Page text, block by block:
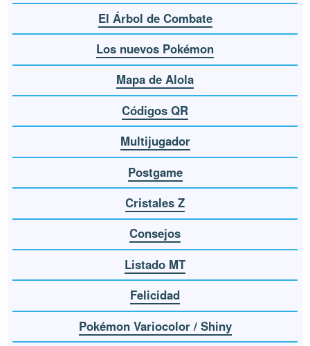
El Árbol de Combate
Los nuevos Pokémon
Mapa de Alola
Códigos QR
Multijugador
Postgame
Cristales Z
Consejos
Listado MT
Felicidad
Pokémon Variocolor / Shiny